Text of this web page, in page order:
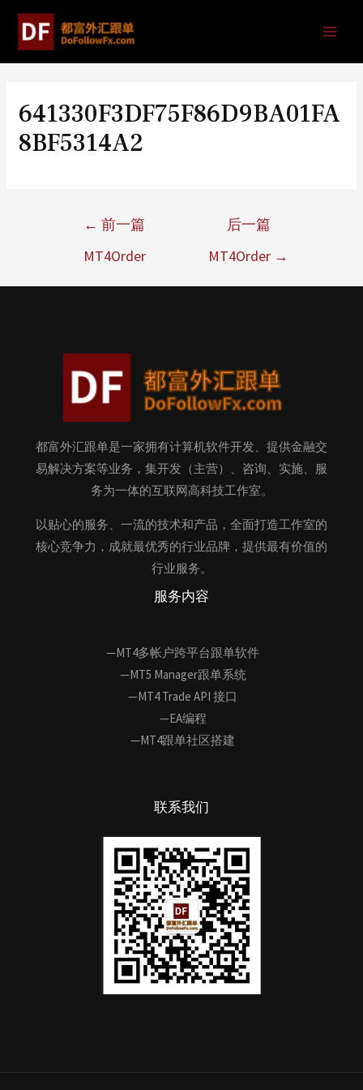
641330F3DF75F86D9BA01FA
8BF5314A2
← 前一篇
MT4Order
后一篇
MT4Order →
都富外汇跟单是一家拥有计算机软件开发、提供金融交
易解决方案等业务，集开发（主营）、咨询、实施、服
务为一体的互联网高科技工作室。
以贴心的服务、一流的技术和产品，全面打造工作室的
核心竞争力，成就最优秀的行业品牌，提供最有价值的
行业服务。
服务内容
—MT4多帐户跨平台跟单软件
—MT5 Manager跟单系统
—MT4 Trade API 接口
—EA编程
—MT4跟单社区搭建
联系我们